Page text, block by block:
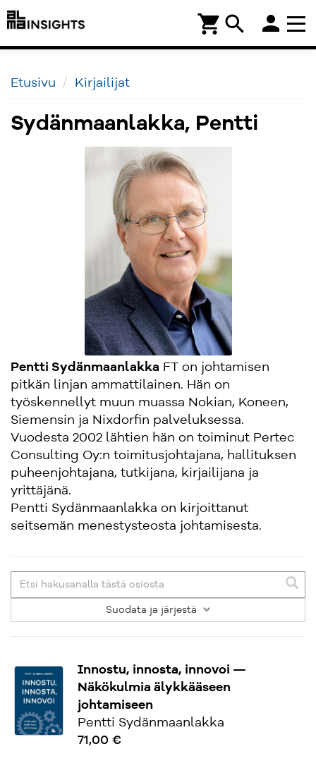
search
shopping_cart person
Etusivu Kirjailijat
Sydänmaanlakka, Pentti
Pentti Sydänmaanlakka FT on johtamisen
pitkän linjan ammattilainen. Hän on
työskennellyt muun muassa Nokian, Koneen,
Siemensin ja Nixdorfin palveluksessa.
Vuodesta 2002 lähtien hän on toiminut Pertec
Consulting Oy:n toimitusjohtajana, hallituksen
puheenjohtajana, tutkijana, kirjailijana ja
yrittäjänä.
Pentti Sydänmaanlakka on kirjoittanut
seitsemän menestysteosta johtamisesta.
Suodata ja järjestä
Innostu, innosta, innovoi —
Näkökulmia älykkääseen
johtamiseen
Pentti Sydänmaanlakka
71,00 €